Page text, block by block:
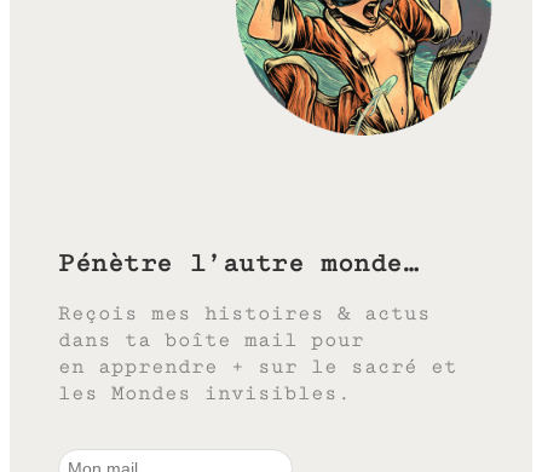
Pénètre l’autre monde…
Reçois mes histoires & actus
dans ta boîte mail pour
en apprendre + sur le sacré et
les Mondes invisibles.